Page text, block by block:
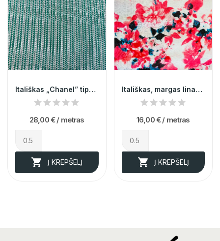
Itališkas „Chanel” tipo audinys 014040
28,00 € / metras
 Į KREPŠELĮ
Itališkas, margas linas 006317
16,00 € / metras
 Į KREPŠELĮ